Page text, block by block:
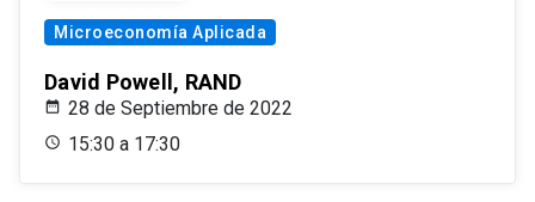
Microeconomía Aplicada
David Powell, RAND
28 de Septiembre de 2022
15:30 a 17:30